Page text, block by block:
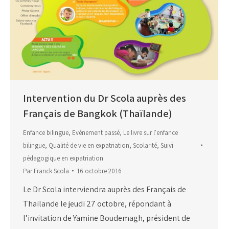
Intervention du Dr Scola auprès des
Français de Bangkok (Thaïlande)
Enfance bilingue, Evènement passé, Le livre sur l'enfance
bilingue, Qualité de vie en expatriation, Scolarité, Suivi
pédagogique en expatriation
ParFranck Scola 16 octobre 2016
Le Dr Scola interviendra auprès des Français de
Thaïlande le jeudi 27 octobre, répondant à
l’invitation de Yamine Boudemagh, président de